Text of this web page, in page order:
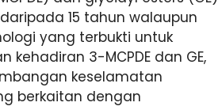
15 tahun walaupun
yang terbukti untuk
kehadiran 3-MCPDE dan GE,
keselamatan
berkaitan dengan